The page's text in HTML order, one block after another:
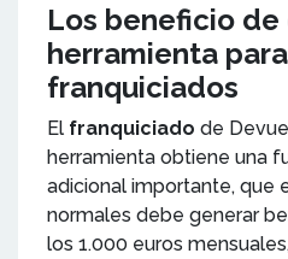
Los beneficio de
herramienta
franquiciados
El franquiciado de
herramienta obtiene una
adicional importante, que
normales debe generar
los 1.000 euros